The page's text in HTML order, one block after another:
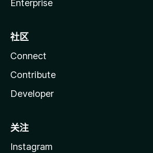
Enterprise
社区
Connect
Contribute
Developer
关注
Instagram